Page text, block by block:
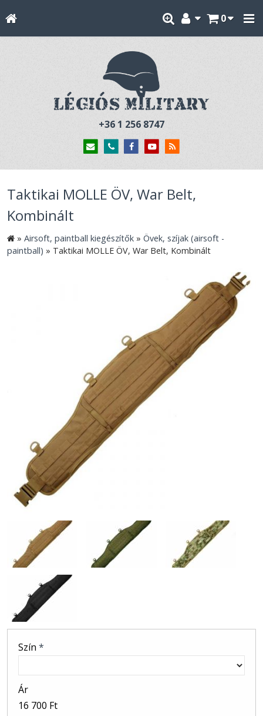
0
+36 1 256 8747
Taktikai MOLLE ÖV, War Belt,
Kombinált
» Airsoft, paintball kiegészítők » Övek, szíjak (airsoft -
paintball) » Taktikai MOLLE ÖV, War Belt, Kombinált
Szín *
Ár
16 700 Ft